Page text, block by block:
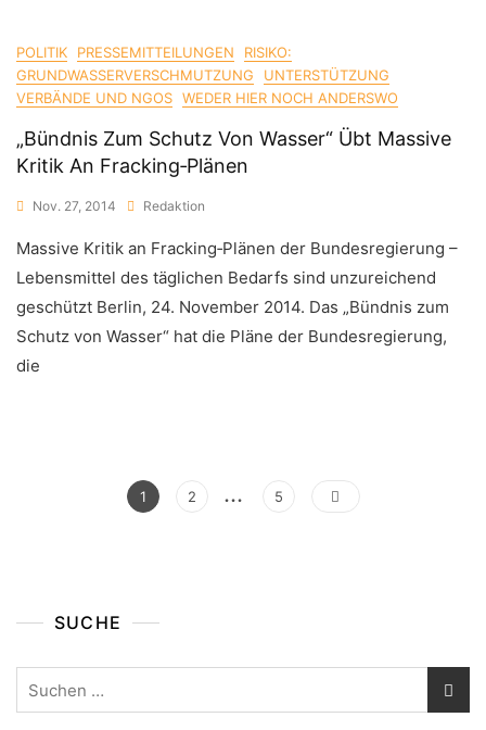
POLITIK PRESSEMITTEILUNGEN
RISIKO:
GRUNDWASSERVERSCHMUTZUNG
UNTERSTÜTZUNG
VERBÄNDE UND NGOS WEDER HIER NOCH ANDERSWO
„Bündnis Zum Schutz Von Wasser“ Übt Massive
Kritik An Fracking‐Plänen
Nov. 27, 2014 Redaktion
Massive Kritik an Fracking‐Plänen der Bundesregierung –
Lebensmittel des täglichen Bedarfs sind unzureichend
geschützt Berlin, 24. November 2014. Das „Bündnis zum
Schutz von Wasser“ hat die Pläne der Bundesregierung,
die
Seitennummerierung
Page
1 Page
2 … Page
5
SUCHE